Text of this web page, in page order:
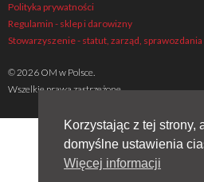
Polityka prywatności
Regulamin - sklep i darowizny
Stowarzyszenie - statut, zarząd, sprawozdania
© 2026 OM w Polsce.
Wszelkie prawa zastrzeżone
Korzystając z tej strony,
domyślne ustawienia
Więcej informacji